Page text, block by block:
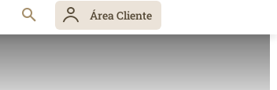
Área Cliente